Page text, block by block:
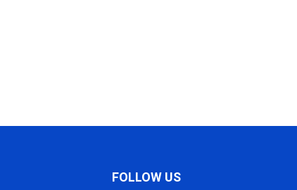
FOLLOW US